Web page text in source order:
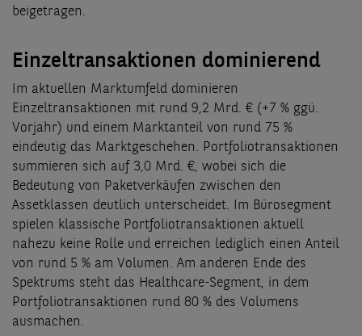
beigetragen.
Einzeltransaktionen dominierend
Im aktuellen Marktumfeld dominieren
Einzeltransaktionen mit rund 9,2 Mrd. € (+7 % ggü.
Vorjahr) und einem Marktanteil von rund 75 %
eindeutig das Marktgeschehen. Portfoliotransaktionen
summieren sich auf 3,0 Mrd. €, wobei sich die
Bedeutung von Paketverkäufen zwischen den
Assetklassen deutlich unterscheidet. Im Bürosegment
spielen klassische Portfoliotransaktionen aktuell
nahezu keine Rolle und erreichen lediglich einen Anteil
von rund 5 % am Volumen. Am anderen Ende des
Spektrums steht das Healthcare-Segment, in dem
Portfoliotransaktionen rund 80 % des Volumens
ausmachen.